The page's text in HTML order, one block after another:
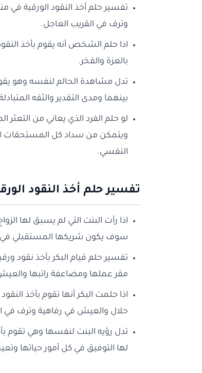
تفسير حلم أخذ النقود الورقية في
وترف في القريب العاجل.
اذا حلم الشخص أنه يقوم بأخذ
بالعزة والفخر.
تدل مشاهدة الحالم لنفسه وهو
بينهما ومدى التقدير والثقه
لو حلم الفرد الذي يعاني من
ويتمكن من سداد كل المستحقات
النفسي.
تفسير حلم أخذ النقود
اذا رأت البنت التي لم يسبق لها
سوف يكون شريكها المستقبلي في
تفسير حلم قيام البكر بأخذ نقود
مقر عملها ومضاعفة راتبها
اذا حلمت البكر أنها تقوم بأخذ
حلال والعيش في رفاهية وترف في
تدل رؤيه البنت لنفسها وهي تقوم
لها التوفيق في كل أمور حياتها